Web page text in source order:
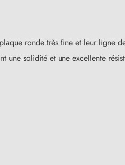
ronde très fine et leur ligne
une solidité et une excellente